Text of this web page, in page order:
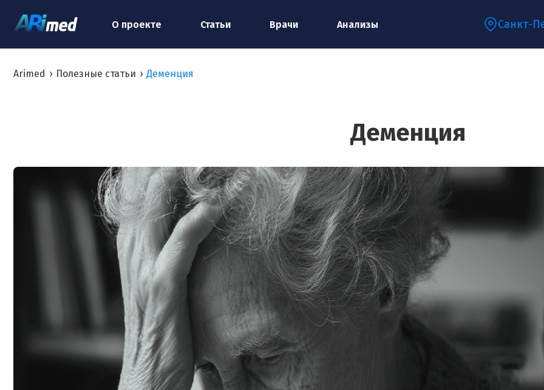
О проекте Статьи Врачи Анализы Санкт-
Arimed › Полезные статьи › Деменция
Деменция
Ваш телефон:*
Ваш e-mail:*
Я согласен на обработку моих персональных данных